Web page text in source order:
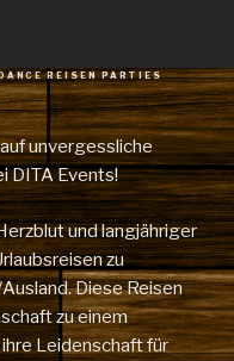
REISEN PARTIES
unvergessliche
DITA Events!
und langjähriger
zu
Diese Reisen
zu einem
Leidenschaft für